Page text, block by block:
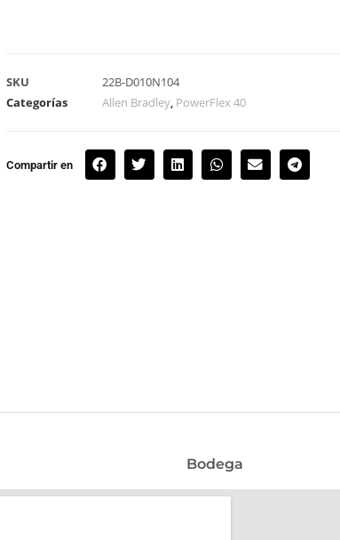
SKU
22B-D010N104
Categorías
Allen Bradley, PowerFlex 40
Compartir en
Bodega